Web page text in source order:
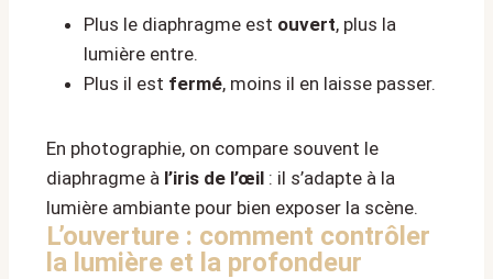
Plus le diaphragme est ouvert, plus la
lumière entre.
Plus il est fermé, moins il en laisse passer.
En photographie, on compare souvent le
diaphragme à l’iris de l’œil : il s’adapte à la
lumière ambiante pour bien exposer la scène.
L’ouverture : comment contrôler
la lumière et la profondeur